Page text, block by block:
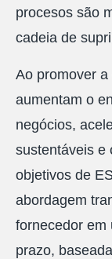
procesos são
cadeia de
Ao promover
aumentam o
negócios,
sustentáveis e
objetivos de
abordagem
fornecedor em
prazo,